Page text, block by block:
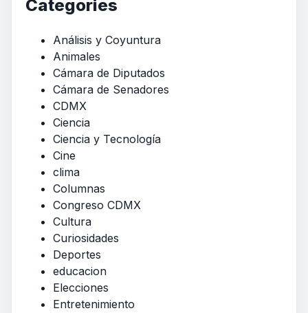
Categories
Análisis y Coyuntura
Animales
Cámara de Diputados
Cámara de Senadores
CDMX
Ciencia
Ciencia y Tecnología
Cine
clima
Columnas
Congreso CDMX
Cultura
Curiosidades
Deportes
educacion
Elecciones
Entretenimiento